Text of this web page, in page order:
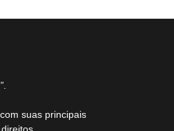
suas principais